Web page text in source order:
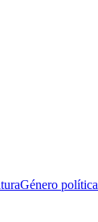
Género política